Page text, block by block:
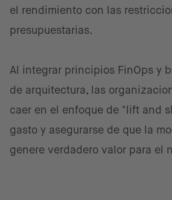
el rendimiento con las
presupuestarias.
Al integrar principios FinOps y
de arquitectura, las
caer en el enfoque de "lift and
gasto y asegurarse de que la
genere verdadero valor para el